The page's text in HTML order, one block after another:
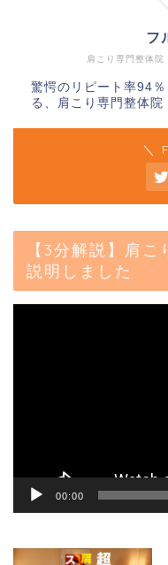
肩こり専門整体
フ
驚愕のリピート率94
る、肩こり専門整体院
＼
【3分解説】肩
説明しました
00:00